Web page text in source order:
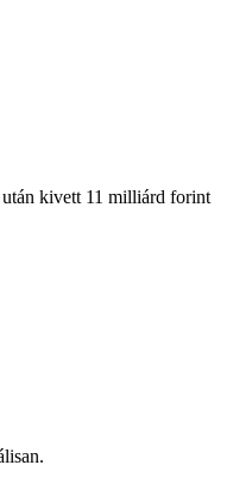
kivett 11 milliárd forint